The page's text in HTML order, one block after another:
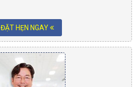
ĐẶT HẸN NGAY